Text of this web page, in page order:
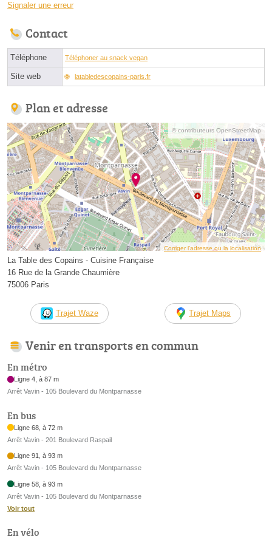
Signaler une erreur
Contact
Téléphone Téléphoner au snack vegan
Site web latabledescopains-paris.fr
Plan et adresse
© contributeurs OpenStreetMap
Corriger l’adresse ou la localisation
La Table des Copains - Cuisine Française
16 Rue de la Grande Chaumière
75006 Paris
Trajet Waze Trajet Maps
Venir en transports en commun
En métro
Ligne 4, à 87 m
Arrêt Vavin - 105 Boulevard du Montparnasse
En bus
Ligne 68, à 72 m
Arrêt Vavin - 201 Boulevard Raspail
Ligne 91, à 93 m
Arrêt Vavin - 105 Boulevard du Montparnasse
Ligne 58, à 93 m
Arrêt Vavin - 105 Boulevard du Montparnasse
Voir tout
En vélo